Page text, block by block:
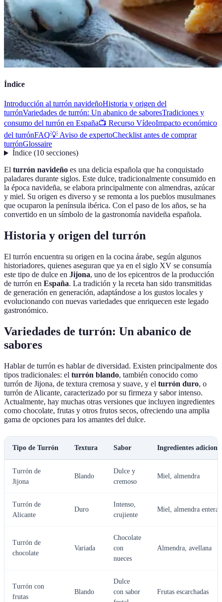
Índice
Introducción al turrón navideñoHistoria y origen del
turrónVariedades de turrón: Un abanico de saboresTradiciones y
consumo del turrón en España📺 Recurso VídeoImpacto económico
del turrónFAQ💡 Aviso de expertoChecklist antes de comprar
turrónGlossaire
Índice(10 secciones)
El turrón navideño es una delicia española que ha conquistado
paladares durante siglos. Este dulce, tradicionalmente consumido en
la época navideña, se elabora principalmente con almendras, azúcar
y miel. Su origen es diverso y se remonta a los pueblos musulmanes
que ocuparon la península ibérica. Con el paso de los años, se ha
convertido en un símbolo de la gastronomía navideña española.
Historia y origen del turrón
El turrón encuentra su origen en la cocina árabe, según algunos
historiadores, quienes aseguran que ya en el siglo XV se consumía
este tipo de dulce en Jijona, uno de los epicentros de la producción
de turrón en España. La tradición y la receta han sido transmitidas
de generación en generación, adaptándose a los gustos locales y
evolucionando con nuevas variedades que enriquecen este legado
gastronómico.
Variedades de turrón: Un abanico de
sabores
Hablar de turrón es hablar de diversidad. Existen principalmente dos
tipos tradicionales: el turrón blando, también conocido como
turrón de Jijona, de textura cremosa y suave, y el turrón duro, o
turrón de Alicante, caracterizado por su firmeza y sabor intenso.
Actualmente, hay muchas otras versiones que incluyen ingredientes
como chocolate, frutas y otros frutos secos, ofreciendo una amplia
gama de opciones para los amantes del dulce.
Tipo de Turrón Textura Sabor Ingredientes
Turrón de
Jijona
Blando
Dulce y
cremoso
Miel, almendra
Turrón de
Alicante
Duro
Intenso,
crujiente
Miel, almendra entera
Turrón de
chocolate
Variada
Chocolate
con
nueces
Almendra, avellana
Turrón con
frutas
Blando
Dulce
con sabor
Frutas escarchadas